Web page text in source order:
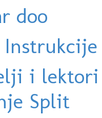
doo
i
Split